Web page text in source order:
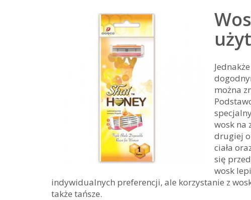
można
wosk na
drugiej
ciała
się
wosk
indywidualnych preferencji, ale korzystanie z
także tańsze.